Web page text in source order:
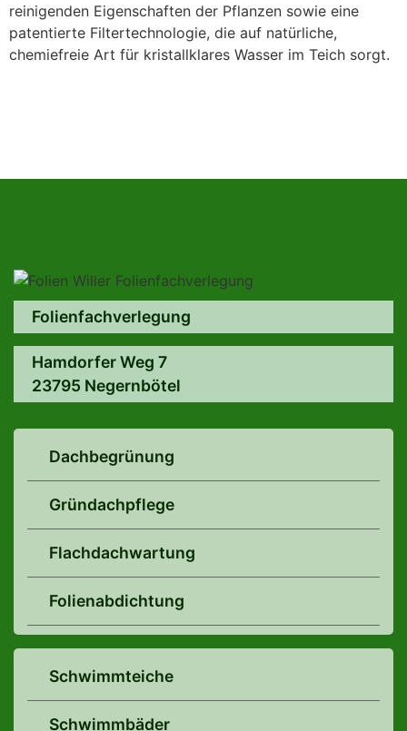
reinigenden Eigenschaften der Pflanzen sowie eine
patentierte Filtertechnologie, die auf natürliche,
chemiefreie Art für kristallklares Wasser im Teich sorgt.
Folienfachverlegung
Hamdorfer Weg 7
23795 Negernbötel
Dachbegrünung
Gründachpflege
Flachdachwartung
Folienabdichtung
Schwimmteiche
Schwimmbäder